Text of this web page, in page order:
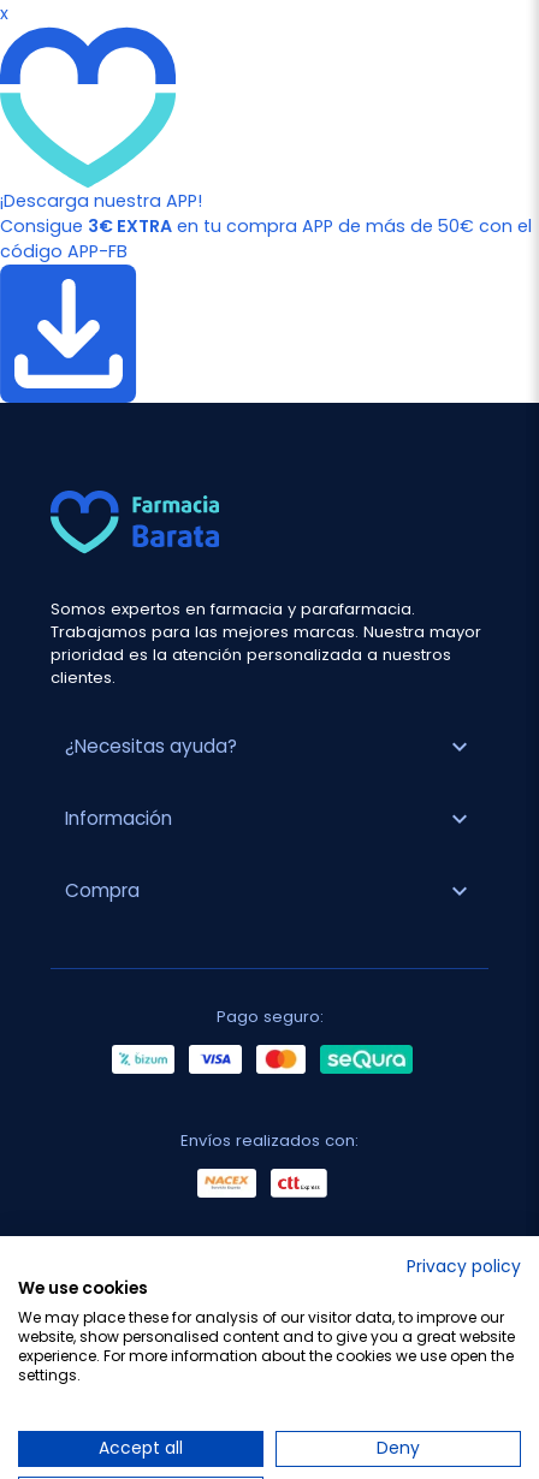
x
¡Descarga nuestra APP!
Consigue 3€ EXTRA en tu compra APP de más de 50€ con el
código APP-FB
Somos expertos en farmacia y parafarmacia.
Trabajamos para las mejores marcas. Nuestra mayor
prioridad es la atención personalizada a nuestros
clientes.
¿Necesitas ayuda? expand_more
Información expand_more
Compra expand_more
Pago seguro:
Envíos realizados con:
Privacy policy
We use cookies
We may place these for analysis of our visitor data, to improve our
website, show personalised content and to give you a great website
experience. For more information about the cookies we use open the
settings.
Accept all Deny